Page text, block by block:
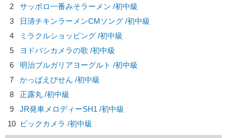
2
サッポロ一番みそラーメン /初中級
3
日清チキンラーメンCMソング /初中級
4
ミラクルショッピング /初中級
5
ヨドバシカメラの歌 /初中級
6
明治ブルガリアヨーグルト /初中級
7
かっぱえびせん /初中級
8
正露丸 /初中級
9
JR発車メロディーSH1 /初中級
10 ビックカメラ /初中級